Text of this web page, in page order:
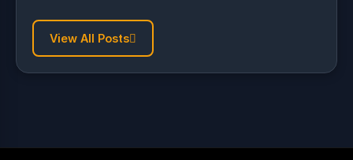
View All Posts